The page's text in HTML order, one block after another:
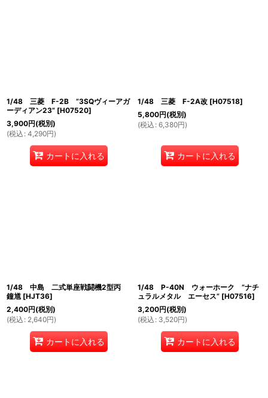
1/48 三菱 F-2B ”3SQヴィーアガ
ーディアン23” [H07520]
3,900円(税別)
(税込 : 4,290円)
カートに入れる
1/48 三菱 F-2A改 [H07518]
5,800円(税別)
(税込 : 6,380円)
カートに入れる
1/48 中島 二式単座戦闘機2型丙
鐘馗 [HJT36]
2,400円(税別)
(税込 : 2,640円)
カートに入れる
1/48 P-40N ウォーホーク ”ナチ
ュラルメタル エーセス” [H07516]
3,200円(税別)
(税込 : 3,520円)
カートに入れる